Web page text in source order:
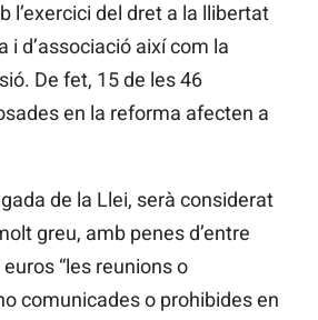
l’exercici del dret a la llibertat
i d’associació així com la
De fet, 15 de les 46
en la reforma afecten a
de la Llei, serà considerat
greu, amb penes d’entre
“les reunions o
comunicades o prohibides en